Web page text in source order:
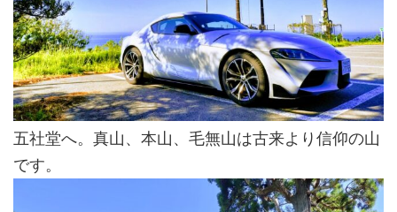
五社堂へ。真山、本山、毛無山は古来より信仰の山
です。